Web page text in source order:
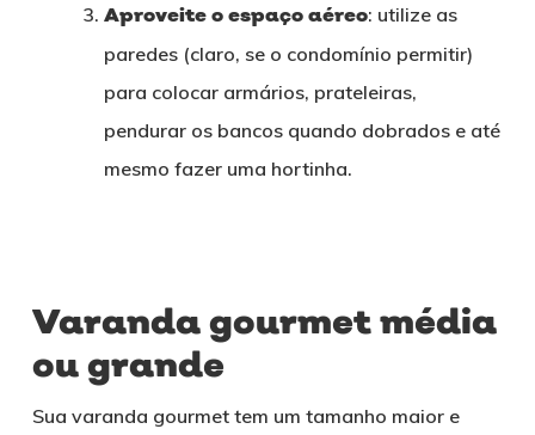
Aproveite o espaço aéreo: utilize as
paredes (claro, se o condomínio permitir)
para colocar armários, prateleiras,
pendurar os bancos quando dobrados e até
mesmo fazer uma hortinha.
Varanda gourmet média
ou grande
Sua varanda gourmet tem um tamanho maior e